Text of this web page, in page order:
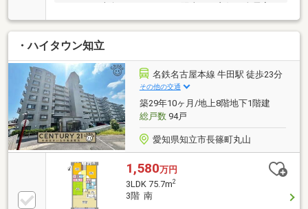
る4LDK・南向きバルコニーで陽当たり良好・全居室
4.4帖以上で使いやすい間取り・ペット飼育可能（規約
有）・エレベーター付きマンション・コンビニまで徒
歩約5分で生活便利・知立小学校まで徒歩約19分、竜
北中学校まで徒歩約35分・名鉄名古屋本線・名鉄三河
線「知立」駅徒歩約20分■■■【周辺環境】■■■・ファ
ミリーマート知立逢妻町 （徒歩約5分）・Vドラッグ
知立駅前店 （車で約6分）・ピアゴ知立店 （車で
約10分）・西丘公園 （徒歩約6分）
・ハイタウン知立
名鉄名古屋本線 牛田駅 徒歩23分
その他の交通
築29年10ヶ月/地上8階地下1階建
総戸数94戸
愛知県知立市長篠町丸山
1,580万円
3LDK 75.7m2
3階 南